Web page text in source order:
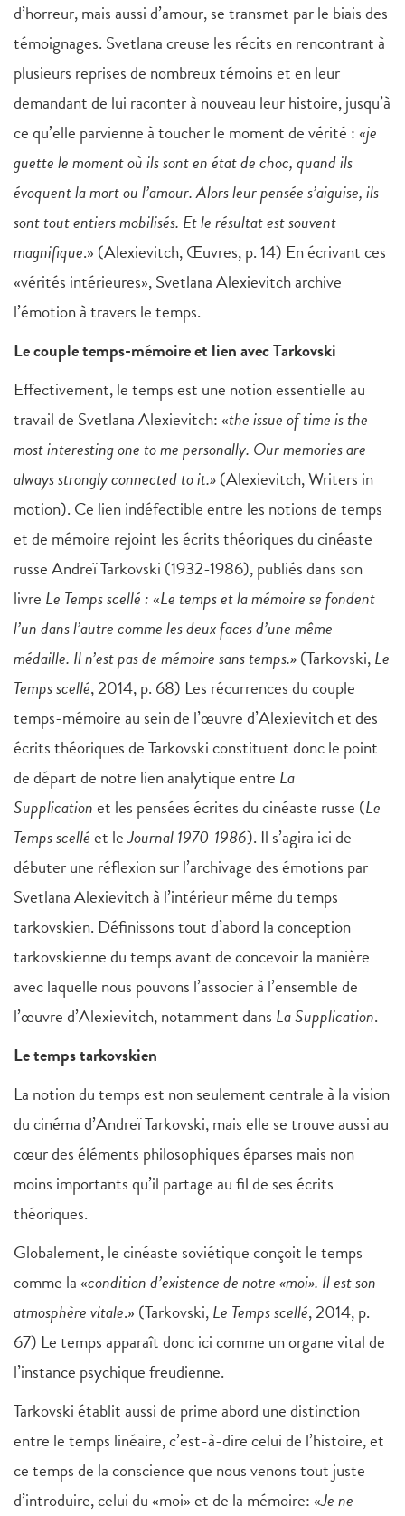
d’horreur, mais aussi d’amour, se transmet par le biais des
témoignages. Svetlana creuse les récits en rencontrant à
plusieurs reprises de nombreux témoins et en leur
demandant de lui raconter à nouveau leur histoire, jusqu’à
ce qu’elle parvienne à toucher le moment de vérité : «je
guette le moment où ils sont en état de choc, quand ils
évoquent la mort ou l’amour. Alors leur pensée s’aiguise, ils
sont tout entiers mobilisés. Et le résultat est souvent
magnifique.» (Alexievitch, Œuvres, p. 14) En écrivant ces
«vérités intérieures», Svetlana Alexievitch archive
l’émotion à travers le temps.
Le couple temps-mémoire et lien avec Tarkovski
Effectivement, le temps est une notion essentielle au
travail de Svetlana Alexievitch: «the issue of time is the
most interesting one to me personally. Our memories are
always strongly connected to it.»(Alexievitch, Writers in
motion). Ce lien indéfectible entre les notions de temps
et de mémoire rejoint les écrits théoriques du cinéaste
russe Andreï Tarkovski (1932-1986), publiés dans son
livre Le Temps scellé : «Le temps et la mémoire se fondent
l’un dans l’autre comme les deux faces d’une même
médaille. Il n’est pas de mémoire sans temps.»(Tarkovski,Le
Temps scellé, 2014, p. 68) Les récurrences du couple
temps-mémoire au sein de l’œuvre d’Alexievitch et des
écrits théoriques de Tarkovski constituent donc le point
de départ de notre lien analytique entre La
Supplicationet les pensées écrites du cinéaste russe (Le
Temps scelléet leJournal 1970-1986). Il s’agira ici de
débuter une réflexion sur l’archivage des émotions par
Svetlana Alexievitch à l’intérieur même du temps
tarkovskien. Définissons tout d’abord la conception
tarkovskienne du temps avant de concevoir la manière
avec laquelle nous pouvons l’associer à l’ensemble de
l’œuvre d’Alexievitch, notamment dans La Supplication.
Le temps tarkovskien
La notion du temps est non seulement centrale à la vision
du cinéma d’Andreï Tarkovski, mais elle se trouve aussi au
cœur des éléments philosophiques éparses mais non
moins importants qu’il partage au fil de ses écrits
théoriques.
Globalement, le cinéaste soviétique conçoit le temps
comme la «condition d’existence de notre «moi». Il est son
atmosphère vitale.» (Tarkovski,Le Temps scellé, 2014, p.
67) Le temps apparaît donc ici comme un organe vital de
l’instance psychique freudienne.
Tarkovski établit aussi de prime abord une distinction
entre le temps linéaire, c’est-à-dire celui de l’histoire, et
ce temps de la conscience que nous venons tout juste
d’introduire, celui du «moi» et de la mémoire: «Je ne